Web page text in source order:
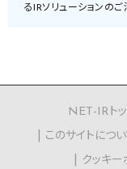
るIRソリューションの
NET-IRト
このサイトについ
クッキー